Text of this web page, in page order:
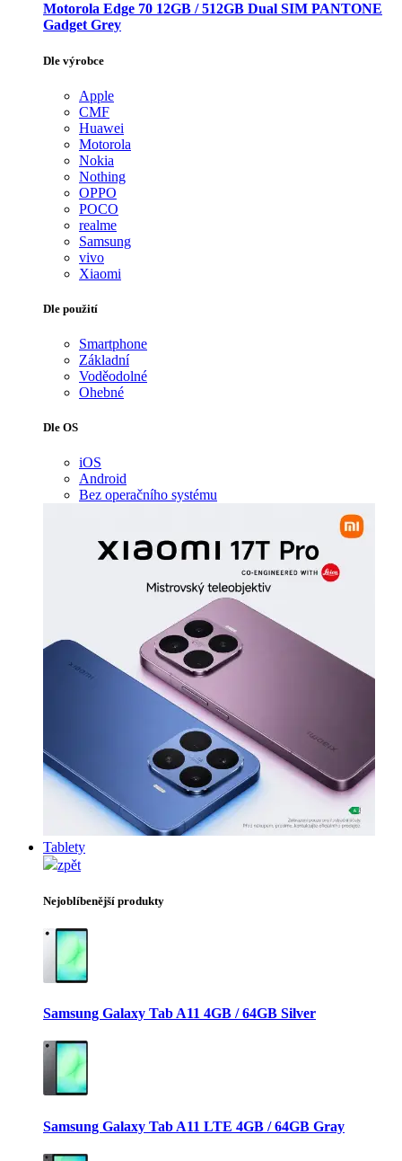
Motorola Edge 70 12GB / 512GB Dual SIM PANTONE
Gadget Grey
Dle výrobce
Apple
CMF
Huawei
Motorola
Nokia
Nothing
OPPO
POCO
realme
Samsung
vivo
Xiaomi
Dle použití
Smartphone
Základní
Voděodolné
Ohebné
Dle OS
iOS
Android
Bez operačního systému
Tablety
zpět
Nejoblíbenější produkty
Samsung Galaxy Tab A11 4GB / 64GB Silver
Samsung Galaxy Tab A11 LTE 4GB / 64GB Gray